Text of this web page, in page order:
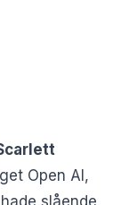
Open AI,
slående